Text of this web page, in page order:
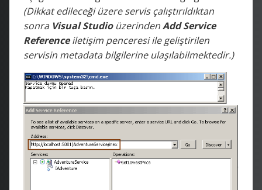
(Dikkat edileceği üzere servis çalıştırıldıktan
sonra Visual StudioüzerindenAdd Service
Referenceiletişim penceresi ile geliştirilen
servisin metadata bilgilerine ulaşılabilmektedir.)